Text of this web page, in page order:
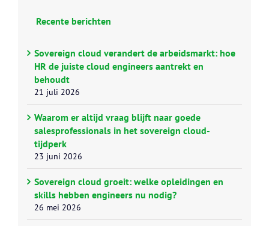
Recente berichten
Sovereign cloud verandert de arbeidsmarkt: hoe
HR de juiste cloud engineers aantrekt en
behoudt
21 juli 2026
Waarom er altijd vraag blijft naar goede
salesprofessionals in het sovereign cloud-
tijdperk
23 juni 2026
Sovereign cloud groeit: welke opleidingen en
skills hebben engineers nu nodig?
26 mei 2026